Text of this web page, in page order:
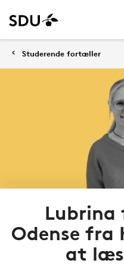
Studerende fortæller
Odense fra
at